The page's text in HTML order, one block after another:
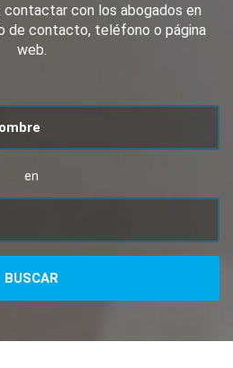
contactar con los abogados en
de contacto, teléfono o página
web.
en